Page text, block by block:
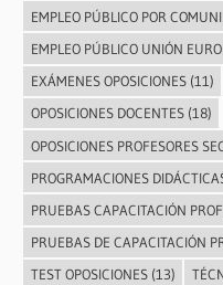
EMPLEO PÚBLICO POR
EMPLEO PÚBLICO UNIÓN
EXÁMENES OPOSICIONES(11)
OPOSICIONES DOCENTES(18)
OPOSICIONES PROFESORES
PROGRAMACIONES
PRUEBAS CAPACITACIÓN
PRUEBAS DE CAPACITACIÓN
TEST OPOSICIONES(13)